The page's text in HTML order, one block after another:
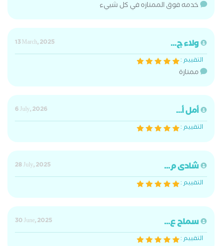
خدمه فوق الممتازه في كل شييء
ولاء ج...
13 March, 2025
التقييم :
ممتازة
أمل أ...
6 July, 2026
التقييم :
شادى م...
28 July, 2025
التقييم :
سماح ع...
30 June, 2025
التقييم :